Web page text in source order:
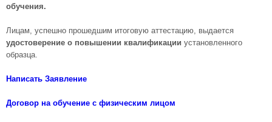
обучения.
Лицам, успешно прошедшим итоговую аттестацию, выдается
удостоверение о повышении квалификации установленного
образца.
Написать Заявление
Договор на обучение с физическим лицом